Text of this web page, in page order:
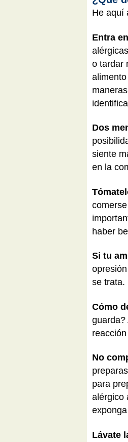
He aquí
Entra
o tardar
Dos
siente
en la
haber
Si tu
se trata.
Cómo
guarda?
No
para
alérgico
Lávate